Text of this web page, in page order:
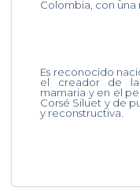
Colombia, con una
Es reconocido
el creador de la
mamaria y en el
Corsé Siluet y de
y reconstructiva.